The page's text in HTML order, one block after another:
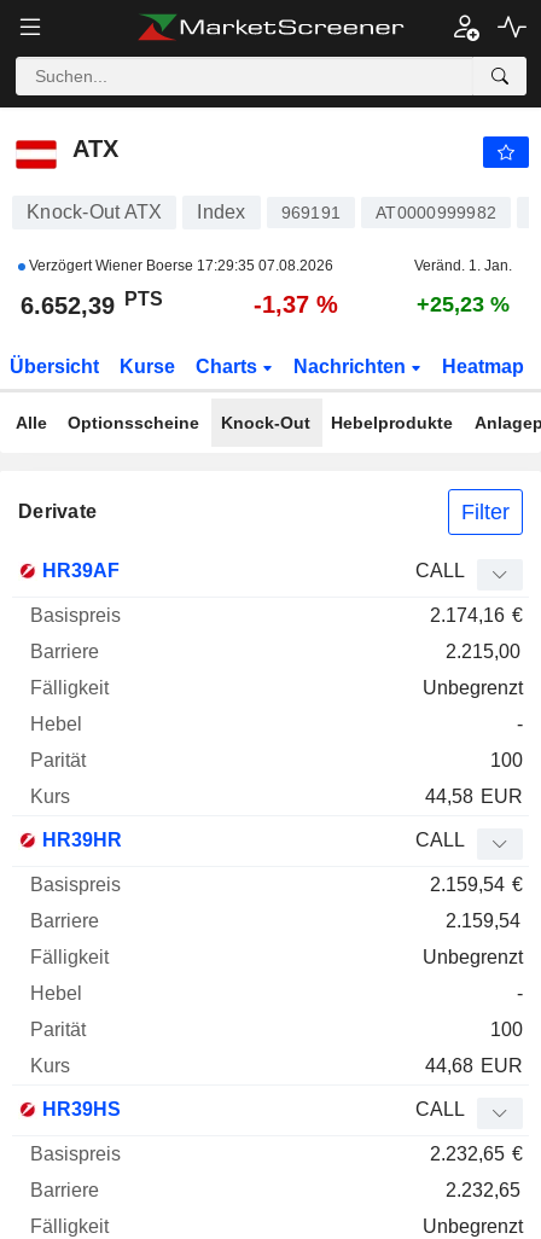
ATX
ATX
Knock-Out ATX Index 969191 AT0000999982
Verzögert Wiener Boerse 17:29:35 07.08.2026 Veränd. 1. Jan.
6.652,39 PTS -1,37 % +25,23 %
Übersicht Kurse Charts Nachrichten Heatmap
Alle Optionsscheine Knock-Out Hebelprodukte
Derivate Filter
Basispreis
Elastizität
HR39AF CALL
2.174,16 €
2.215,00
Unbegrenzt
-
100
44,58 EUR
HR39HR CALL
2.159,54 €
2.159,54
Unbegrenzt
-
100
44,68 EUR
HR39HS CALL
2.232,65 €
2.232,65
Unbegrenzt